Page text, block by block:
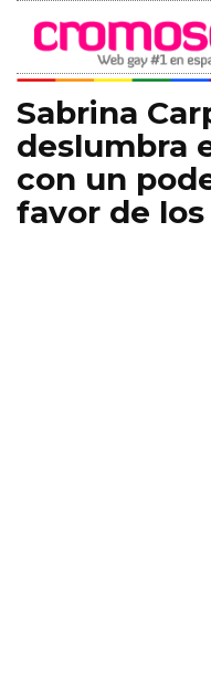
Sabrina
deslumbra
con un
favor de